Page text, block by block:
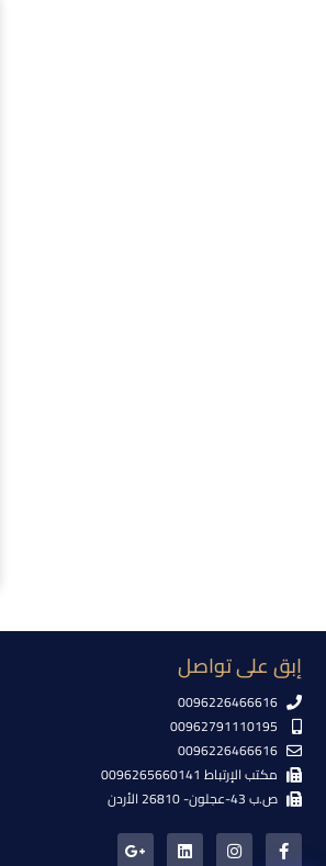
إبق على تواصل
0096226466616
00962791110195
0096226466616
مكتب الإرتباط 0096265660141
ص.ب 43-عجلون- 26810 الأردن